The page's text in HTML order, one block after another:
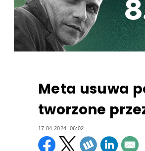
Meta usuwa
tworzone
17.04.2024, 06:02